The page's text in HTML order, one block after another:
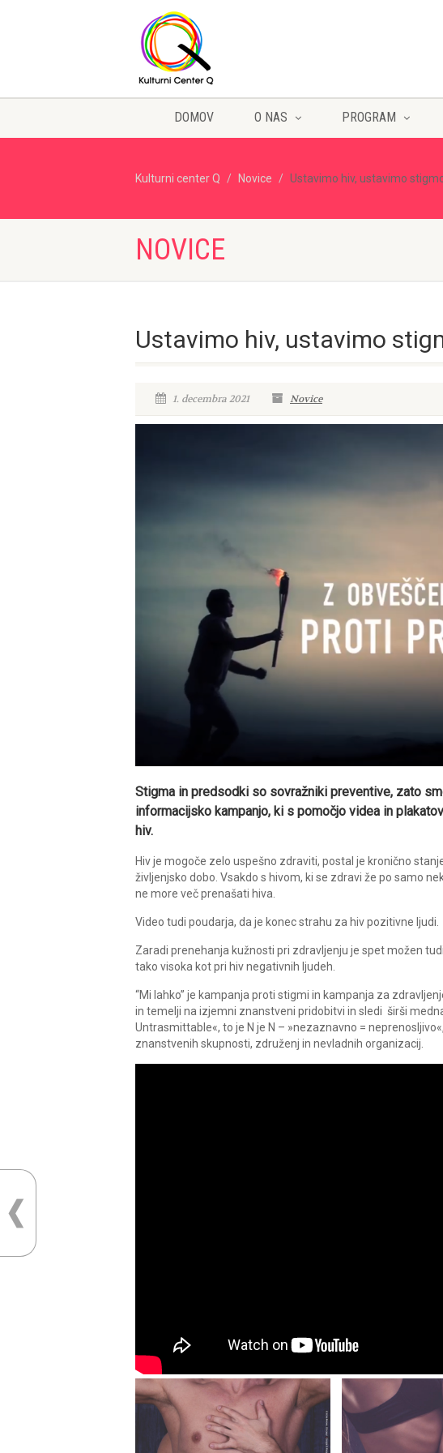
DOMOV O NAS PROGRAM
Kulturni center Q Novice Ustavimo hiv, ustavimo
NOVICE
Ustavimo hiv, ustavimo
1. decembra 2021 Novice
Stigma in predsodki so sovražniki preventive, zato
informacijsko kampanjo, ki s pomočjo videa in
hiv.
Hiv je mogoče zelo uspešno zdraviti, postal je kronično
življenjsko dobo. Vsakdo s hivom, ki se zdravi že po samo
ne more več prenašati hiva.
Video tudi poudarja, da je konec strahu za hiv pozitivne ljudi.
Zaradi prenehanja kužnosti pri zdravljenju je spet možen
tako visoka kot pri hiv negativnih ljudeh.
“Mi lahko” je kampanja proti stigmi in kampanja za
in temelji na izjemni znanstveni pridobitvi in ​​sledi širši
Untrasmittable«, to je N je N – »nezaznavno =
znanstvenih skupnosti, združenj in nevladnih organizacij.